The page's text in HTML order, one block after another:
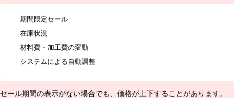
期間限定セール
在庫状況
材料費・加工費の変動
システムによる自動調整
セール期間の表示がない場合でも、価格が上下することがあります。